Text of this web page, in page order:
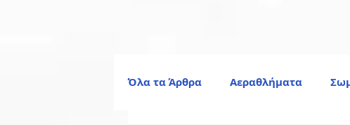
Όλα τα Άρθρα Αεραθλήματα